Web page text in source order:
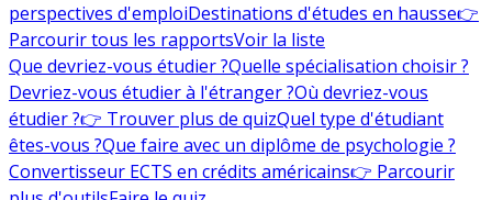
perspectives d'emploiDestinations d'études en hausse👉
Parcourir tous les rapportsVoir la liste
Que devriez-vous étudier ?Quelle spécialisation choisir ?
Devriez-vous étudier à l'étranger ?Où devriez-vous
étudier ?👉 Trouver plus de quizQuel type d'étudiant
êtes-vous ?Que faire avec un diplôme de psychologie ?
Convertisseur ECTS en crédits américains👉 Parcourir